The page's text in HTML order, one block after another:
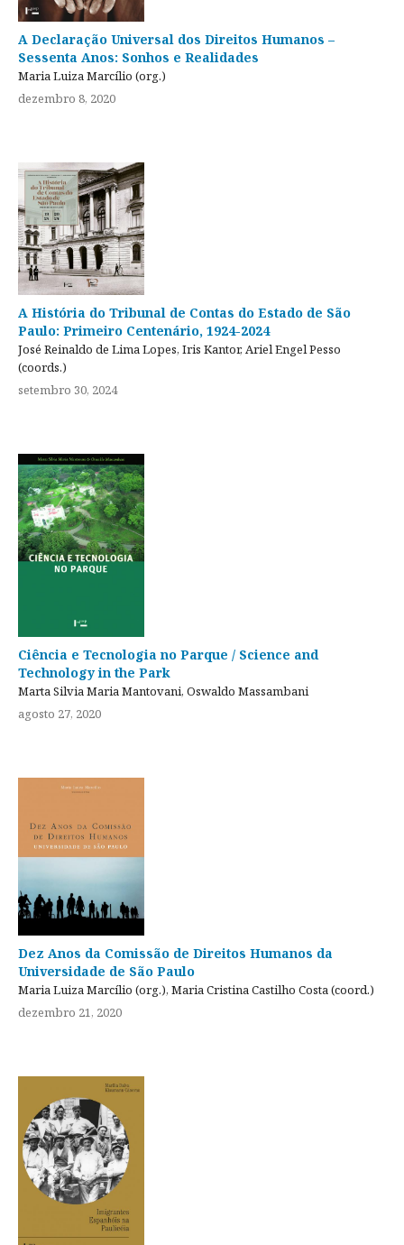
A Declaração Universal dos Direitos Humanos –
Sessenta Anos: Sonhos e Realidades
Maria Luiza Marcílio (org.)
dezembro 8, 2020
A História do Tribunal de Contas do Estado de São
Paulo: Primeiro Centenário, 1924-2024
José Reinaldo de Lima Lopes, Iris Kantor, Ariel Engel Pesso
(coords.)
setembro 30, 2024
Ciência e Tecnologia no Parque / Science and
Technology in the Park
Marta Silvia Maria Mantovani, Oswaldo Massambani
agosto 27, 2020
Dez Anos da Comissão de Direitos Humanos da
Universidade de São Paulo
Maria Luiza Marcílio (org.), Maria Cristina Castilho Costa (coord.)
dezembro 21, 2020